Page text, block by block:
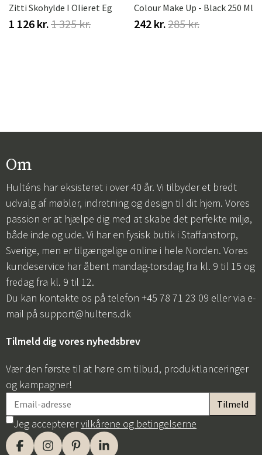
Zitti Skohylde I Olieret Eg
1 126 kr.1 325 kr.
Colour Make Up - Black 250 Ml
242 kr.285 kr.
Om
Hulténs har eksisteret i over 40 år. Vi tilbyder et bredt
udvalg af møbler, indretning og design til dit hjem. Vores
passion er at hjælpe dig med at skabe det perfekte miljø,
både inde og ude. Vi har en fysisk butik i Staffanstorp,
Sverige, men er tilgængelige online i hele Norden. Vores
kundeservice har åbent mandag-torsdag fra kl. 9 til 15 og
fredag fra kl. 9 til 12.
Du kan kontakte os på telefon +45 78 71 23 09 eller via e-
mail på support@hultens.dk
Tilmeld dig vores nyhedsbrev
Vær den første til at høre om tilbud, produktlanceringer
og kampagner!
Jeg accepterervilkårene og betingelserne